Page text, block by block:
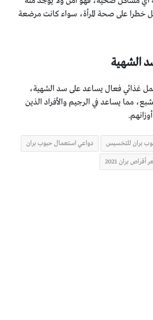
خطرا على صحة المرأة، سواء كانت مرضعة
الشهية
غذائي فعال يساعد على سد الشهية،
مما يساعد في الرجيم والأفراد الذين
بران للتخسيس دواعي استعمال حبوب بران
أقراص بران 2021